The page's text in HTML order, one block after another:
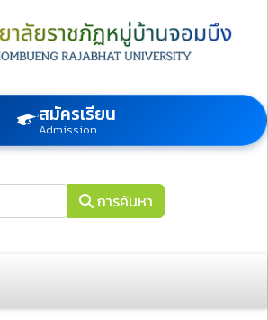
สมัครเรียน
Admission
การค้นหา